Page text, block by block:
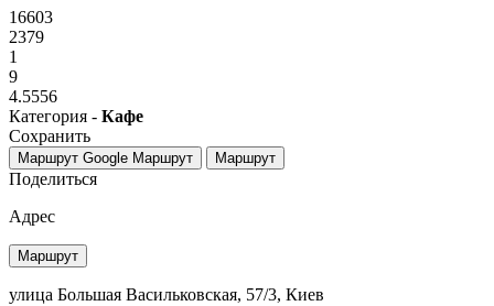
16603
2379
1
9
4.5556
Категория - Кафе
Сохранить
Маршрут Google Маршрут Маршрут
Поделиться
Адрес
Маршрут
улица Большая Васильковская, 57/3, Киев